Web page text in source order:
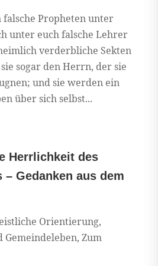
falsche Propheten unter
unter euch falsche Lehrer
verderbliche Sekten
sogar den Herrn, der sie
und sie werden ein
über sich selbst...
Herrlichkeit des
– Gedanken aus dem
Orientierung,
Gemeindeleben, Zum